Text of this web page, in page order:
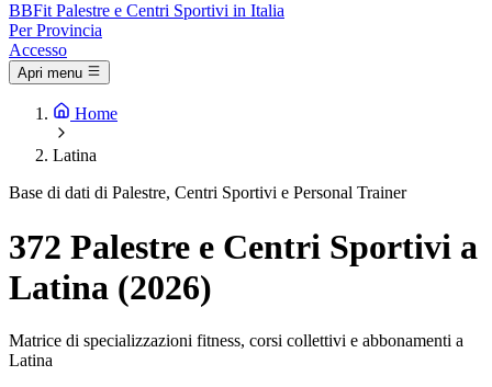
BBFit Palestre e Centri Sportivi in Italia
Per Provincia
Accesso
Apri menu
Home
Latina
Base di dati di Palestre, Centri Sportivi e Personal Trainer
372 Palestre e Centri Sportivi a
Latina (2026)
Matrice di specializzazioni fitness, corsi collettivi e abbonamenti a
Latina